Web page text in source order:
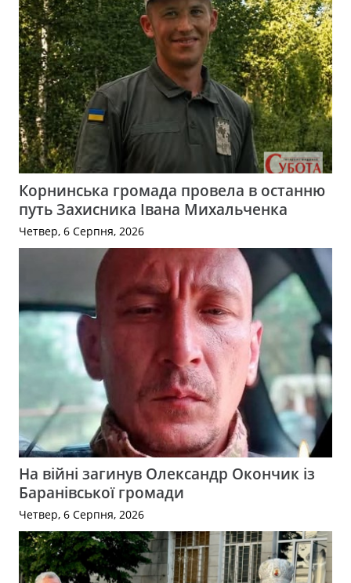
Корнинська громада провела в останню
путь Захисника Івана Михальченка
Четвер, 6 Серпня, 2026
На війні загинув Олександр Окончик із
Баранівської громади
Четвер, 6 Серпня, 2026